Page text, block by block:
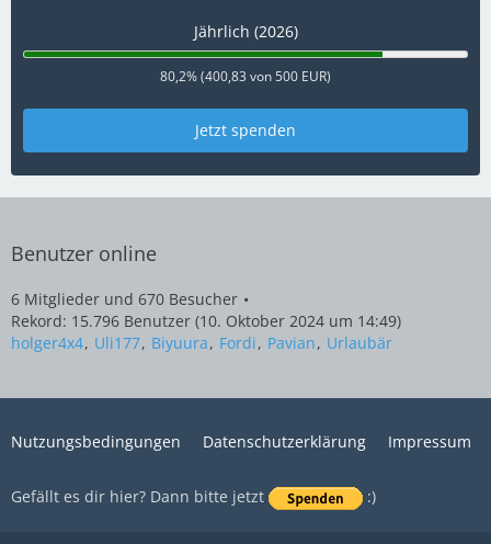
Jährlich (2026)
80,2% (400,83 von 500 EUR)
Jetzt spenden
Benutzer online
6 Mitglieder und 670 Besucher
Rekord: 15.796 Benutzer (10. Oktober 2024 um 14:49)
holger4x4 Uli177 Biyuura Fordi Pavian Urlaubär
Nutzungsbedingungen Datenschutzerklärung Impressum
Gefällt es dir hier? Dann bitte jetzt :)